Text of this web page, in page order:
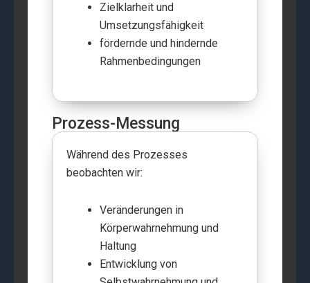
Zielklarheit und
Umsetzungsfähigkeit
fördernde und hindernde
Rahmenbedingungen
Prozess-Messung
Während des Prozesses
beobachten wir:
Veränderungen in
Körperwahrnehmung und
Haltung
Entwicklung von